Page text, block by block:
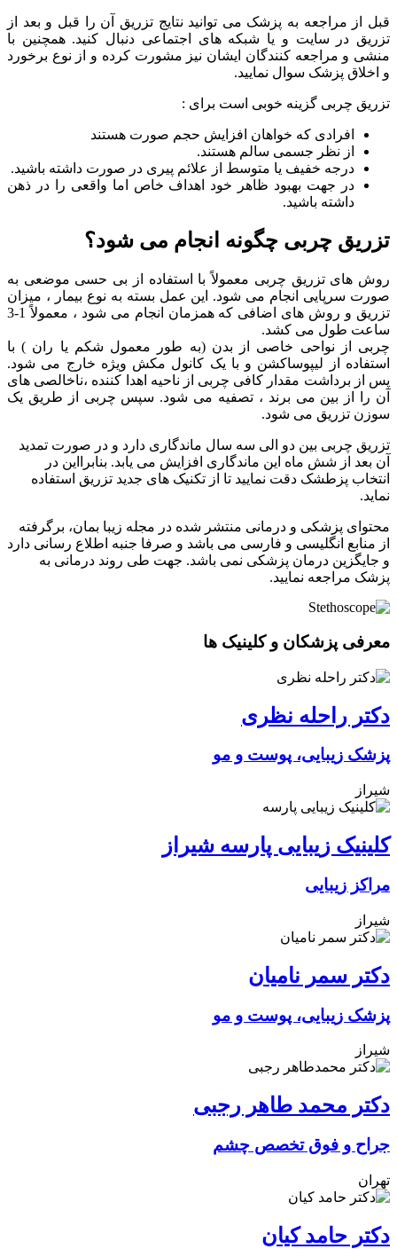
قبل از مراجعه به پزشک می توانید نتایج تزریق آن را قبل و بعد از
تزریق در سایت و یا شبکه های اجتماعی دنبال کنید. همچنین با
منشی و مراجعه کنندگان ایشان نیز مشورت کرده و از نوع برخورد
و اخلاق پزشک سوال نمایید.
تزریق چربی گزینه خوبی است برای :
افرادی که خواهان افزایش حجم صورت هستند
از نظر جسمی سالم هستند.
درجه خفیف یا متوسط از علائم پیری در صورت داشته باشید.
در جهت بهبود ظاهر خود اهداف خاص اما واقعی را در ذهن
داشته باشید.
تزریق چربی چگونه انجام می شود؟
روش های تزریق چربی معمولاً با استفاده از بی حسی موضعی به
صورت سرپایی انجام می شود.
این عمل بسته به نوع بیمار ، میزان
تزریق و روش های اضافی که همزمان انجام می شود ، معمولاً 1-3
ساعت طول می کشد.
چربی از نواحی خاصی از بدن (به طور معمول شکم یا ران ) با
استفاده از لیپوساکشن و با یک کانول مکش ویژه خارج می شود.
پس از برداشت مقدار کافی چربی از ناحیه اهدا کننده ،ناخالصی های
آن را از بین می برند ، تصفیه می شود. سپس چربی از طریق یک
سوزن تزریق می شود.
تزریق چربی بین دو الی سه سال ماندگاری دارد و در صورت تمدید
آن بعد از شش ماه این ماندگاری افزایش می یابد. بنابرااین در
انتخاب پزطشک دقت نمایید تا از تکنیک های جدید تزریق استفاده
نماید.
محتوای پزشکی و درمانی منتشر شده در مجله زیبا بمان، برگرفته
از منابع انگلیسی و فارسی می باشد و صرفا جنبه اطلاع رسانی دارد
و جایگزین درمان پزشکی نمی باشد. جهت طی روند درمانی به
پزشک مراجعه نمایید.
معرفی پزشکان و کلینیک ها
دکتر راحله نظری
پزشک زیبایی، پوست و مو
شیراز
کلینیک زیبایی پارسه شیراز
مراکز زیبایی
شیراز
دکتر سمر نامیان
پزشک زیبایی، پوست و مو
شیراز
دکتر محمد طاهر رجبی
جراح و فوق تخصص چشم
تهران
دکتر حامد کیان